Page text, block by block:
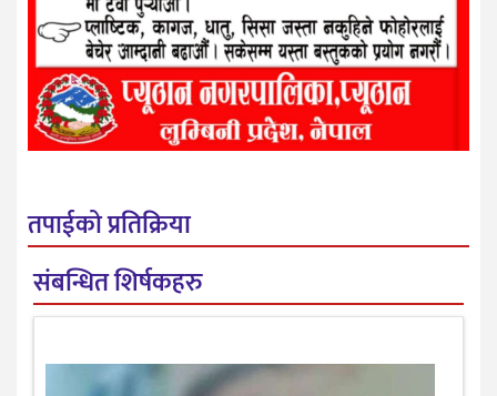
तपाईको प्रतिक्रिया
संबन्धित शिर्षकहरु